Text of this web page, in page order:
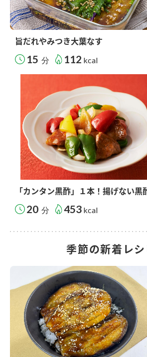
旨だれやみつき大葉なす
15 分 112 kcal
「カンタン黒酢」１本！揚げない黒
20 分 453 kcal
季節の新着レシ